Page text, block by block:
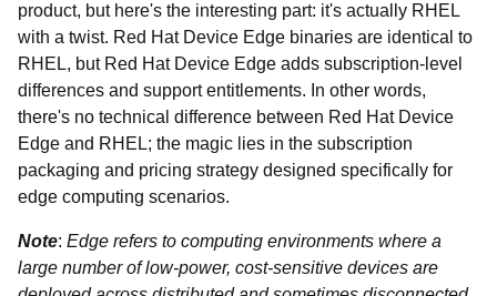
product, but here's the interesting part: it's actually RHEL
with a twist. Red Hat Device Edge binaries are identical to
RHEL, but Red Hat Device Edge adds subscription-level
differences and support entitlements. In other words,
there's no technical difference between Red Hat Device
Edge and RHEL; the magic lies in the subscription
packaging and pricing strategy designed specifically for
edge computing scenarios.
Note: Edge refers to computing environments where a
large number of low-power, cost-sensitive devices are